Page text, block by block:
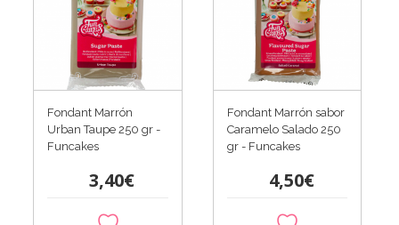
Fondant Marrón
Urban Taupe 250 gr -
Funcakes
3,40€
Fondant Marrón sabor
Caramelo Salado 250
gr - Funcakes
4,50€